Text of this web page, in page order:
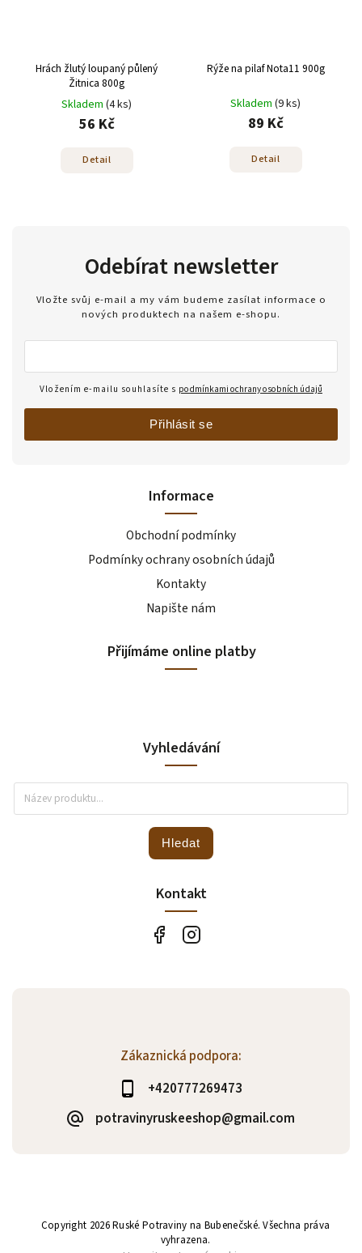
Hrách žlutý loupaný půlený
Žitnica 800g
Skladem (4 ks)
56 Kč
Detail
Rýže na pilaf Nota11 900g
Skladem (9 ks)
89 Kč
Detail
Zákaznická podpora:
+420777269473
potravinyruskeeshop@gmail.com
Informace
Obchodní podmínky
Podmínky ochrany osobních údajů
Kontakty
Napište nám
Přijímáme online platby
Odebírat newsletter
Vložte svůj e-mail a my vám budeme zasílat informace o
nových produktech na našem e-shopu.
Vložením e-mailu souhlasíte s podmínkami ochrany osobních údajů
Přihlásit se
Vyhledávání
Hledat
Kontakt
Copyright 2026Ruské Potraviny na Bubenečské. Všechna práva
vyhrazena.